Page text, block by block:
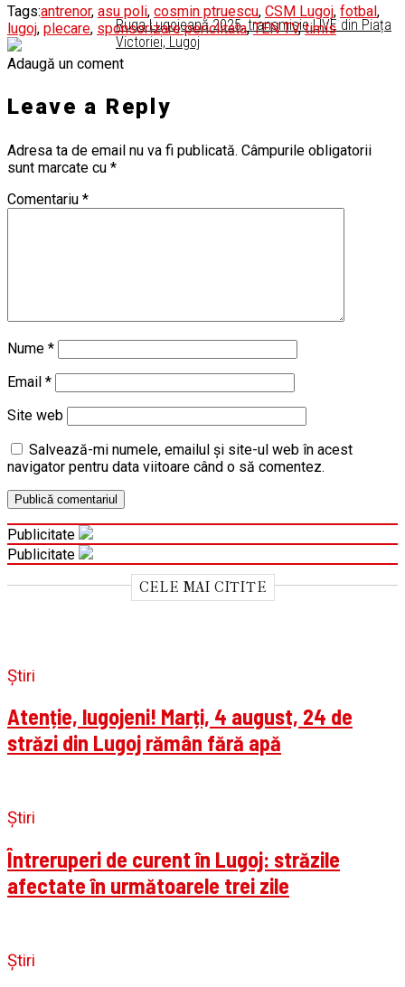
Ruga Lugojeană 2025, transmisie LIVE din Piața
Victoriei, Lugoj
Tags:antrenor, asu poli, cosmin ptruescu, CSM Lugoj, fotbal,
lugoj, plecare, sponsorizare periclitata,TEN TV,timis
Adaugă un coment
Leave a Reply
Adresa ta de email nu va fi publicată. Câmpurile obligatorii
sunt marcate cu *
Comentariu *
Nume *
Email *
Site web
Salvează-mi numele, emailul și site-ul web în acest
navigator pentru data viitoare când o să comentez.
Publicitate
Publicitate
CELE MAI CITITE
Știri
Atenție, lugojeni! Marți, 4 august, 24 de
străzi din Lugoj rămân fără apă
Știri
Întreruperi de curent în Lugoj: străzile
afectate în următoarele trei zile
Știri